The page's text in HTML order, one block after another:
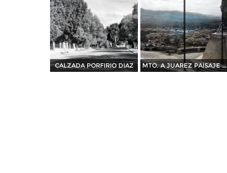
CALZADA PORFIRIO DIAZ MTO. A JUAREZ PAISAJE PANORAMA